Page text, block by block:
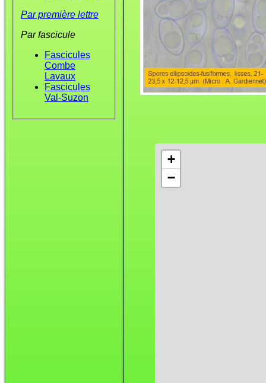
Par première lettre
Par fascicule
Fascicules
Combe
Lavaux
Fascicules
Val-Suzon
+
−